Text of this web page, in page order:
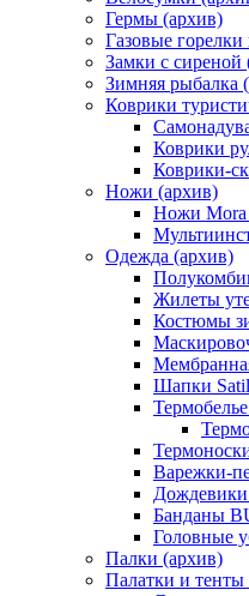
Гермы (архив)
Газовые
Замки с сиреной
Зимняя рыбалка
Коврики
Коврики
Коврики-
Ножи (архив)
Ножи Mora
Одежда (архив)
Жилеты
Костюмы
Шапки
Варежки-
Банданы
Головные
Палки (архив)
Палатки и тенты